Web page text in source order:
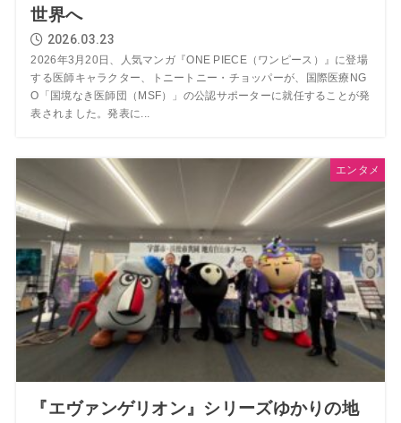
世界へ
2026.03.23
2026年3月20日、人気マンガ『ONE PIECE（ワンピース）』に登場
する医師キャラクター、トニートニー・チョッパーが、国際医療NG
O「国境なき医師団（MSF）」の公認サポーターに就任することが発
表されました。発表に...
エンタメ
『エヴァンゲリオン』シリーズゆかりの地